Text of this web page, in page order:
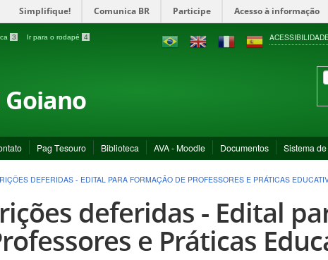
Simplifique! Comunica BR Participe Acesso à informação
3 Ir para o rodapé 4
Pag Tesouro Biblioteca AVA - Moodle Documentos Sistema
DEFERIDAS - EDITAL PARA FORMAÇÃO DE PROFESSORES E PRÁTICAS
deferidas - Edital
e Práticas